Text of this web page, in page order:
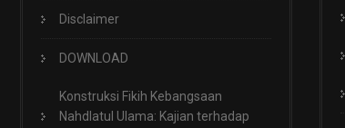
Disclaimer
DOWNLOAD
Konstruksi Fikih Kebangsaan
Nahdlatul Ulama: Kajian terhadap